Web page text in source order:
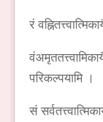
रं
परिकल्पयामि ।
सं